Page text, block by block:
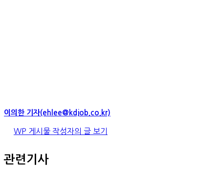
이의한 기자(ehlee@kdjob.co.kr)
WP 게시물 작성자의 글 보기
관련기사